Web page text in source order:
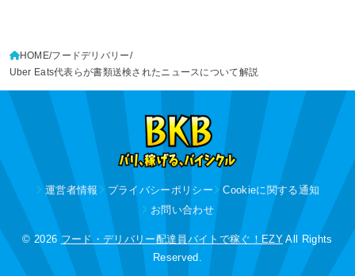
HOME フードデリバリー
Uber Eats代表らが書類送検されたニュースについて解説
運営者情報 プライバシーポリシー
Cookieに関する通知
お問い合わせ
© 2026 フード・デリバリー配達員バイトで稼ぐ！EZYAll Rights
Reserved.